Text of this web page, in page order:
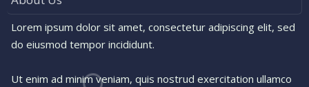
Lorem ipsum dolor sit amet, consectetur adipiscing elit, sed
do eiusmod tempor incididunt.
Ut enim ad minim veniam, quis nostrud exercitation ullamco